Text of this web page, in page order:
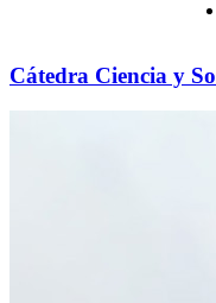
Cátedra Ciencia y